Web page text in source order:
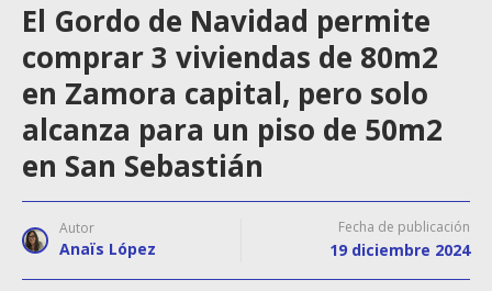
El Gordo de Navidad permite
comprar 3 viviendas de 80m2
en Zamora capital, pero solo
alcanza para un piso de 50m2
en San Sebastián
Autor
Anaïs López
Fecha de publicación
19 diciembre 2024